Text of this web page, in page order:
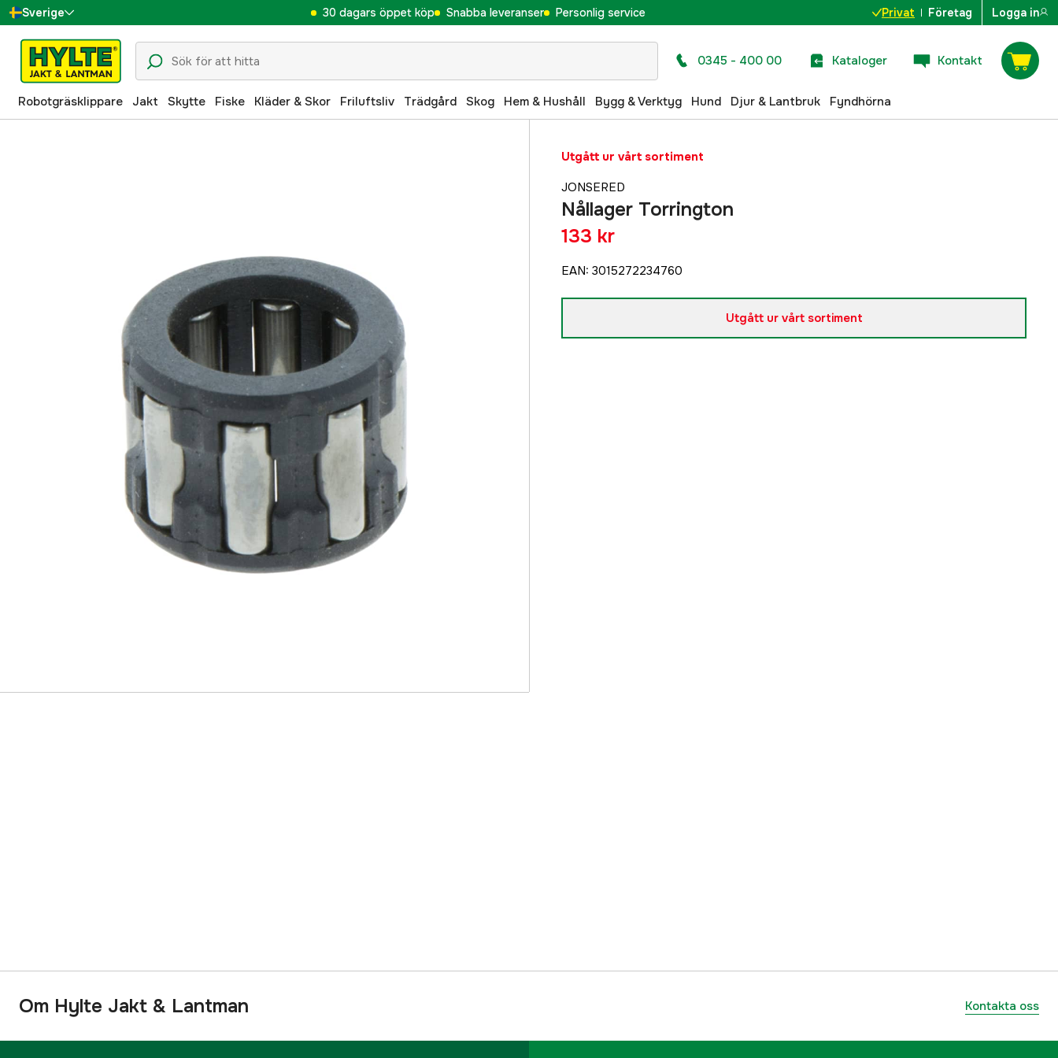
Sverige
Danmark
Suomi
Norge
30 dagars öppet köp Snabba leveranser Personlig service Privat Företag Logga in
0345 - 400 00 Kataloger Kontakt
Robotgräsklippare Jakt Skytte Fiske Kläder & Skor Friluftsliv Trädgård Skog Hem & Hushåll Bygg & Verktyg Hund Djur & Lantbruk Fyndhörna
Utgått ur vårt sortiment
JONSERED
Nållager Torrington
133 kr
EAN: 3015272234760
Utgått ur vårt sortiment
Om Hylte Jakt & Lantman Kontakta oss